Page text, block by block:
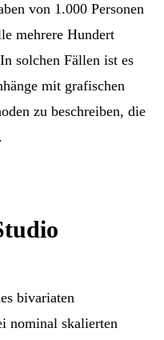
von 1.000 Personen
mehrere Hundert
solchen Fällen ist es
mit grafischen
zu beschreiben, die
bivariaten
nominal skalierten